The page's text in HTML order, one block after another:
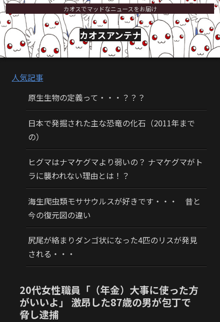
カオスでマッドなニュースをお届け
カオスアンテナ
人気記事
原生生物の定義って・・・？？？
日本で発掘された主な恐竜の化石（2011年まで
の）
ヒグマはナマケグマより弱いの？ ナマケグマがト
ラに襲われない理由とは！？
海生爬虫類モササウルスが好きです・・・ 昔と
今の復元図の違い
尻尾が絡まりダンゴ状になった4匹のリスが発見
される・・・
20代女性職員「（年金）大事に使った方
がいいよ」 激昂した87歳の男が包丁で
脅し逮捕